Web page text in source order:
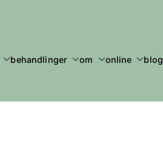
behandlinger om online blog